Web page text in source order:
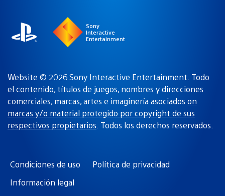
Sony
Interactive
Entertainment
Website © 2026 Sony Interactive Entertainment. Todo
el contenido, títulos de juegos, nombres y direcciones
comerciales, marcas, artes e imaginería asociados on
marcas y/o material protegido por copyright de sus
respectivos propietarios. Todos los derechos reservados.
Condiciones de uso
Política de privacidad
Información legal